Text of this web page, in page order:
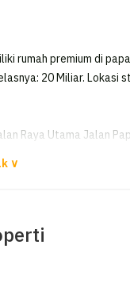
rumah premium di
20 Miliar. Lokasi
Raya Utama Jalan
Utama Jalan